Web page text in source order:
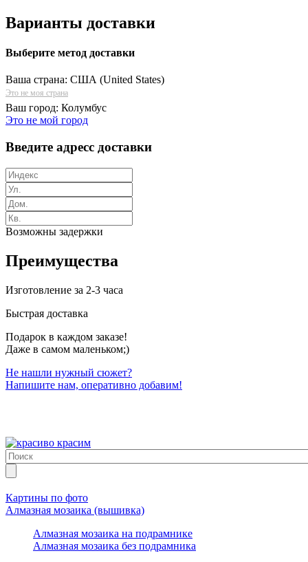
Варианты доставки
Выберите метод доставки
Ваша страна: США (United States)
Это не моя страна
Ваш город: Колумбус
Это не мой город
Введите адресс доставки
Возможны задержки
Преимущества
Изготовление за 2-3 часа
Быстрая доставка
Подарок в каждом заказе!
Даже в самом маленьком;)
Не нашли нужный сюжет?
Напишите нам, оперативно добавим!
Картины по фото
Алмазная мозаика (вышивка)
Алмазная мозаика на подрамнике
Алмазная мозаика без подрамника